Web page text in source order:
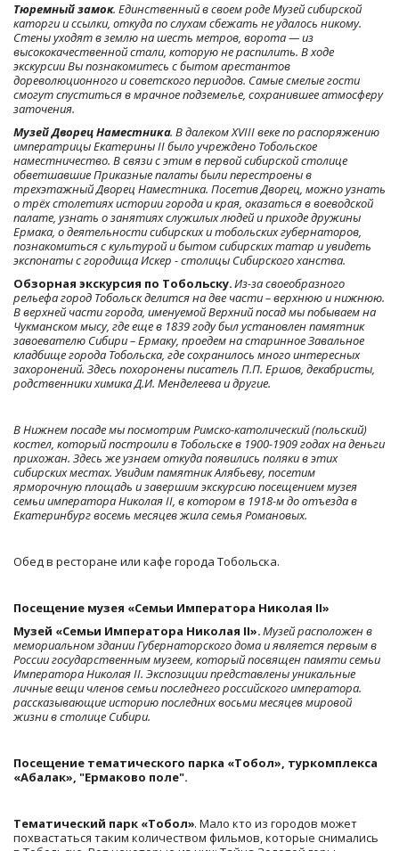
Тюремный замок. Единственный в своем роде Музей сибирской
каторги и ссылки, откуда по слухам сбежать не удалось никому.
Стены уходят в землю на шесть метров, ворота — из
высококачественной стали, которую не распилить. В ходе
экскурсии Вы познакомитесь с бытом арестантов
дореволюционного и советского периодов. Самые смелые гости
смогут спуститься в мрачное подземелье, сохранившее атмосферу
заточения.
Музей Дворец Наместника. В далеком XVIII веке по распоряжению
императрицы Екатерины II было учреждено Тобольское
наместничество. В связи с этим в первой сибирской столице
обветшавшие Приказные палаты были перестроены в
трехэтажный Дворец Наместника. Посетив Дворец, можно узнать
о трёх столетиях истории города и края, оказаться в воеводской
палате, узнать о занятиях служилых людей и приходе дружины
Ермака, о деятельности сибирских и тобольских губернаторов,
познакомиться с культурой и бытом сибирских татар и увидеть
экспонаты с городища Искер - столицы Сибирского ханства.
Обзорная экскурсия по Тобольску. Из-за своеобразного
рельефа город Тобольск делится на две части – верхнюю и нижнюю.
В верхней части города, именуемой Верхний посад мы побываем на
Чукманском мысу, где еще в 1839 году был установлен памятник
завоевателю Сибири – Ермаку, проедем на старинное Завальное
кладбище города Тобольска, где сохранилось много интересных
захоронений. Здесь похоронены писатель П.П. Ершов, декабристы,
родственники химика Д.И. Менделеева и другие.
В Нижнем посаде мы посмотрим Римско-католический (польский)
костел, который построили в Тобольске в 1900-1909 годах на деньги
прихожан. Здесь же узнаем откуда появились поляки в этих
сибирских местах. Увидим памятник Алябьеву, посетим
ярморочную площадь и завершим экскурсию посещением музея
семьи императора Николая II, в котором в 1918-м до отъезда в
Екатеринбург восемь месяцев жила семья Романовых.
Обед в ресторане или кафе города Тобольска.
Посещение музея «Семьи Императора Николая II»
Музей «Семьи Императора Николая II». Музей расположен в
мемориальном здании Губернаторского дома и является первым в
России государственным музеем, который посвящен памяти семьи
Императора Николая II. Экспозиции представлены уникальные
личные вещи членов семьи последнего российского императора.
рассказывающие историю последних восьми месяцев мировой
жизни в столице Сибири.
Посещение тематического парка «Тобол», туркомплекса
«Абалак», "Ермаково поле".
Тематический парк «Тобол». Мало кто из городов может
похвастаться таким количеством фильмов, которые снимались